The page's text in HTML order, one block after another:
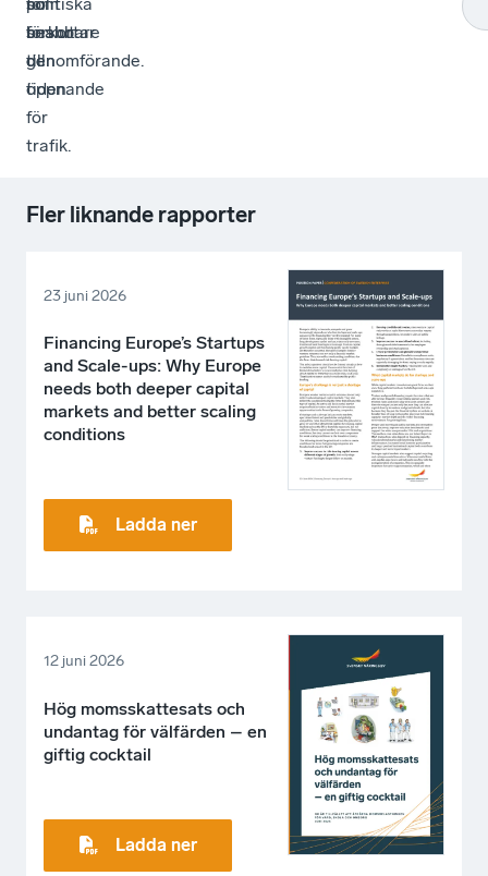
förkortar
den
tiden.
beslut
till
öppnande
för
trafik.
snabbare
genomförande.
Fler liknande rapporter
23 juni 2026
Financing Europe’s Startups
and Scale-ups: Why Europe
needs both deeper capital
markets and better scaling
conditions
Ladda ner
12 juni 2026
Hög momsskattesats och
undantag för välfärden – en
giftig cocktail
Ladda ner